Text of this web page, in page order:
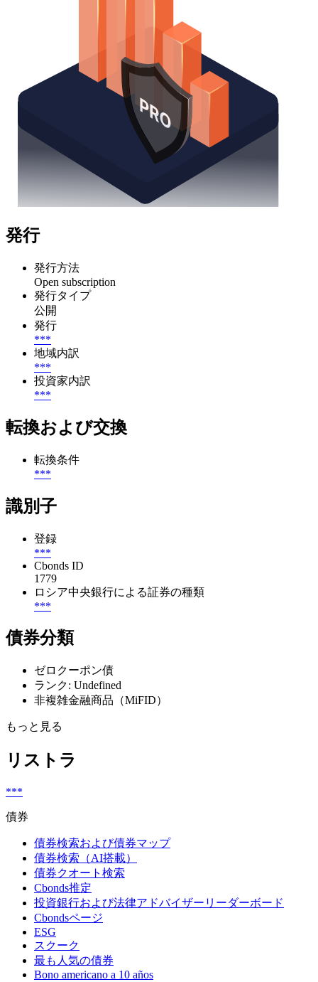
発行
発行方法
Open subscription
発行タイプ
公開
発行
***
地域内訳
***
投資家内訳
***
転換および交換
転換条件
***
識別子
登録
***
Cbonds ID
1779
ロシア中央銀行による証券の種類
***
債券分類
ゼロクーポン債
ランク: Undefined
非複雑金融商品（MiFID）
もっと見る
リストラ
***
債券
債券検索および債券マップ
債券検索（AI搭載）
債券クオート検索
Cbonds推定
投資銀行および法律アドバイザーリーダーボード
Cbondsページ
ESG
スクーク
最も人気の債券
Bono americano a 10 años